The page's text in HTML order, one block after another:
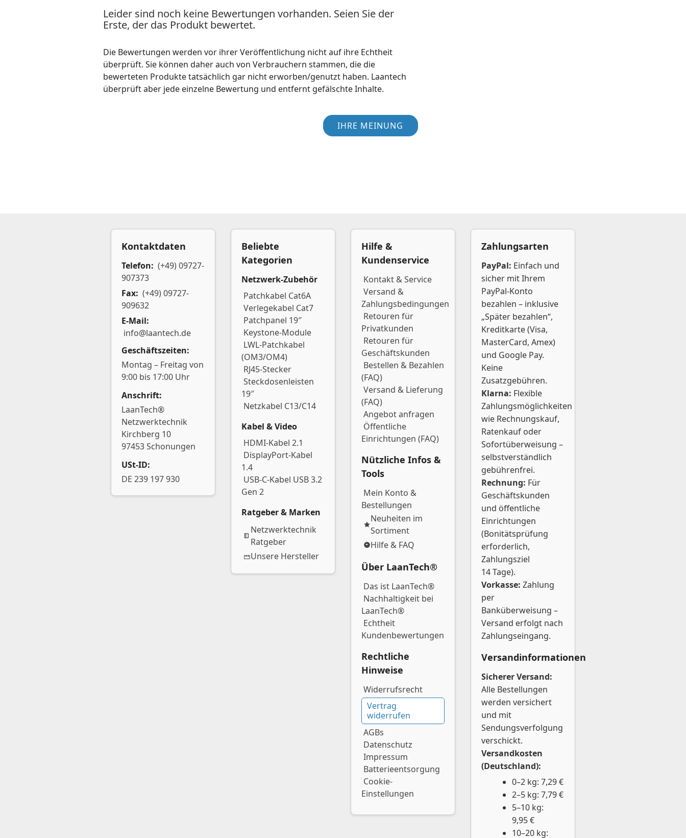
Leider sind noch keine Bewertungen vorhanden. Seien Sie der
Erste, der das Produkt bewertet.
Die Bewertungen werden vor ihrer Veröffentlichung nicht auf ihre Echtheit
überprüft. Sie können daher auch von Verbrauchern stammen, die die
bewerteten Produkte tatsächlich gar nicht erworben/genutzt haben. Laantech
überprüft aber jede einzelne Bewertung und entfernt gefälschte Inhalte.
IHRE MEINUNG
Kontaktdaten
Telefon: (+49) 09727-
907373
Fax: (+49) 09727-
909632
E-Mail:
info@laantech.de
Geschäftszeiten:
Montag – Freitag von
9:00 bis 17:00 Uhr
Anschrift:
LaanTech®
Netzwerktechnik
Kirchberg 10
97453 Schonungen
USt-ID:
DE 239 197 930
Beliebte
Kategorien
Netzwerk-Zubehör
Patchkabel Cat6A
Verlegekabel Cat7
Patchpanel 19″
Keystone-Module
LWL-Patchkabel
(OM3/OM4)
RJ45-Stecker
Steckdosenleisten
19″
Netzkabel C13/C14
Kabel & Video
HDMI-Kabel 2.1
DisplayPort-Kabel
1.4
USB-C-Kabel USB 3.2
Gen 2
Ratgeber & Marken
Netzwerktechnik
Ratgeber
Unsere Hersteller
Hilfe &
Kundenservice
Kontakt & Service
Versand &
Zahlungsbedingungen
Retouren für
Privatkunden
Retouren für
Geschäftskunden
Bestellen & Bezahlen
(FAQ)
Versand & Lieferung
(FAQ)
Angebot anfragen
Öffentliche
Einrichtungen (FAQ)
Nützliche Infos &
Tools
Mein Konto &
Bestellungen
Neuheiten im
Sortiment
Hilfe & FAQ
Über LaanTech®
Das ist LaanTech®
Nachhaltigkeit bei
LaanTech®
Echtheit
Kundenbewertungen
Rechtliche
Hinweise
Widerrufsrecht
Vertrag
widerrufen
AGBs
Datenschutz
Impressum
Batterieentsorgung
Cookie-
Einstellungen
Zahlungsarten
PayPal: Einfach und
sicher mit Ihrem
PayPal-Konto
bezahlen – inklusive
„Später bezahlen“,
Kreditkarte (Visa,
MasterCard, Amex)
und Google Pay.
Keine
Zusatzgebühren.
Klarna: Flexible
Zahlungsmöglichkeiten
wie Rechnungskauf,
Ratenkauf oder
Sofortüberweisung –
selbstverständlich
gebührenfrei.
Rechnung: Für
Geschäftskunden
und öffentliche
Einrichtungen
(Bonitätsprüfung
erforderlich,
Zahlungsziel
14 Tage).
Vorkasse: Zahlung
per
Banküberweisung –
Versand erfolgt nach
Zahlungseingang.
Versandinformationen
Sicherer Versand:
Alle Bestellungen
werden versichert
und mit
Sendungsverfolgung
verschickt.
Versandkosten
(Deutschland):
0–2 kg: 7,29 €
2–5 kg: 7,79 €
5–10 kg:
9,95 €
10–20 kg: